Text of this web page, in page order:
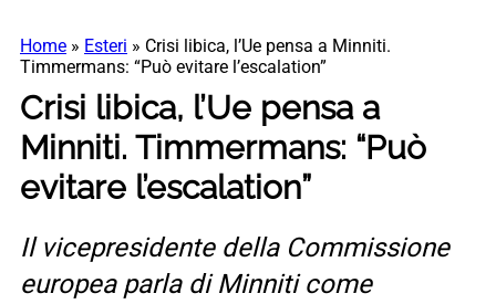
Home » Esteri » Crisi libica, l’Ue pensa a Minniti.
Timmermans: “Può evitare l’escalation”
Crisi libica, l’Ue pensa a
Minniti. Timmermans: “Può
evitare l’escalation”
Il vicepresidente della Commissione
europea parla di Minniti come